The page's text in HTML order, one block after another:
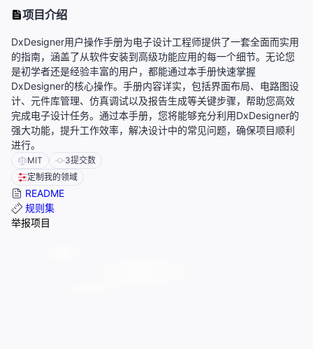
项目介绍
DxDesigner用户操作手册为电子设计工程师提供了一套全面而实用
的指南，涵盖了从软件安装到高级功能应用的每一个细节。无论您
是初学者还是经验丰富的用户，都能通过本手册快速掌握
DxDesigner的核心操作。手册内容详实，包括界面布局、电路图设
计、元件库管理、仿真调试以及报告生成等关键步骤，帮助您高效
完成电子设计任务。通过本手册，您将能够充分利用DxDesigner的
强大功能，提升工作效率，解决设计中的常见问题，确保项目顺利
进行。
MIT 3提交数
定制我的领域
README
规则集
举报项目